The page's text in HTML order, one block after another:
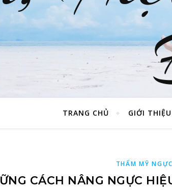
TRANG CHỦ GIỚI THIỆU
THẨM MỸ NGỰC
CÁCH NÂNG NGỰC